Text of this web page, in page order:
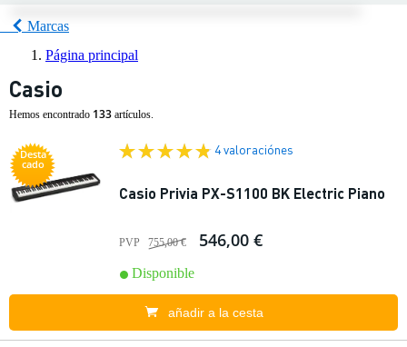
Marcas
Página principal
Casio
Hemos encontrado 133 artículos.
Desta
cado
4 valoraciónes
Casio Privia PX-S1100 BK Electric Piano
PVP 755,00 € 546,00 €
Disponible
añadir a la cesta